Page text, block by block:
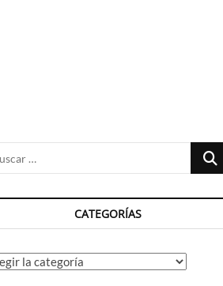
Buscar
CATEGORÍAS